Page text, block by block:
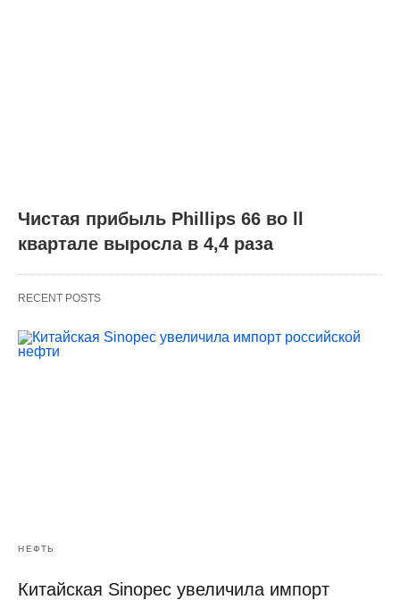
Чистая прибыль Phillips 66 во ll
квартале выросла в 4,4 раза
RECENT POSTS
НЕФТЬ
Китайская Sinopec увеличила импорт